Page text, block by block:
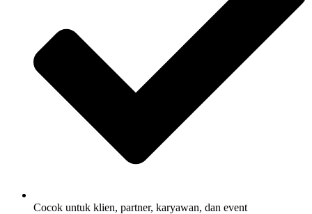
Cocok untuk klien, partner, karyawan, dan event